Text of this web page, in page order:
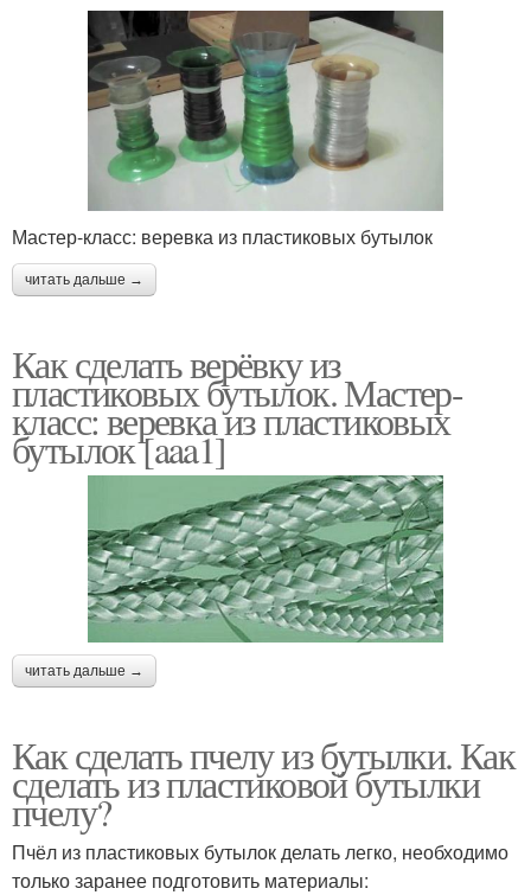
Мастер-класс: веревка из пластиковых бутылок
читать дальше →
Как сделать верёвку из
пластиковых бутылок. Мастер-
класс: веревка из пластиковых
бутылок [aaa1]
читать дальше →
Как сделать пчелу из бутылки. Как
сделать из пластиковой бутылки
пчелу?
Пчёл из пластиковых бутылок делать легко, необходимо
только заранее подготовить материалы: